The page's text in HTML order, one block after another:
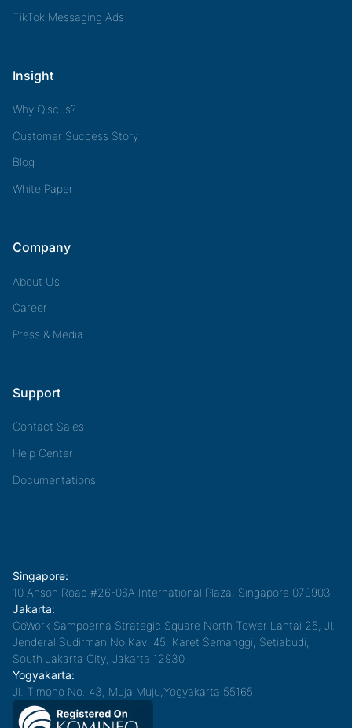
TikTok Messaging Ads
Insight
Why Qiscus?
Customer Success Story
Blog
White Paper
Company
About Us
Career
Press & Media
Support
Contact Sales
Help Center
Documentations
Singapore:
10 Anson Road #26-06A International Plaza, Singapore 079903
Jakarta:
GoWork Sampoerna Strategic Square North Tower Lantai 25, Jl.
Jenderal Sudirman No.Kav. 45, Karet Semanggi, Setiabudi,
South Jakarta City, Jakarta 12930
Yogyakarta:
Jl. Timoho No. 43, Muja Muju,Yogyakarta 55165